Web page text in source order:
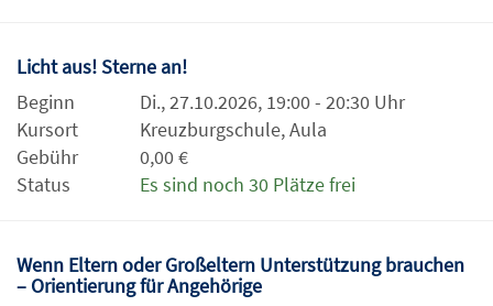
Licht aus! Sterne an!
Beginn
Di., 27.10.2026, 19:00 - 20:30 Uhr
Kursort
Kreuzburgschule, Aula
Gebühr
0,00 €
Status
Es sind noch 30 Plätze frei
Wenn Eltern oder Großeltern Unterstützung brauchen
– Orientierung für Angehörige